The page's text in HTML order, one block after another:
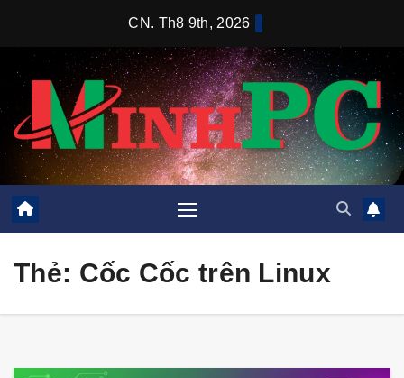
CN. Th8 9th, 2026
Thẻ: Cốc Cốc trên Linux